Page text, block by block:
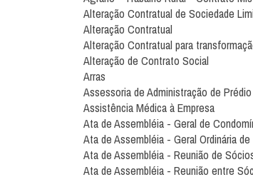
Alteração Contratual de Sociedade
Alteração Contratual
Alteração Contratual para
Alteração de Contrato Social
Arras
Assessoria de Administração de
Assistência Médica à Empresa
Ata de Assembléia - Geral de
Ata de Assembléia - Geral Ordinária
Ata de Assembléia - Reunião de
Ata de Assembléia - Reunião entre